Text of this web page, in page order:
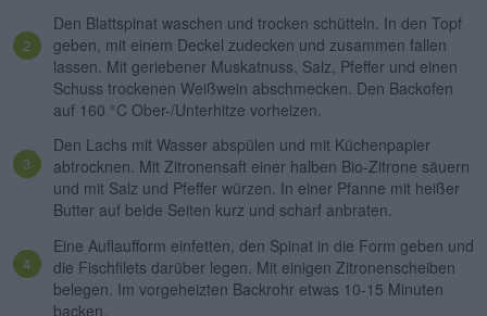
Den Blattspinat waschen und trocken schütteln. In den Topf
geben, mit einem Deckel zudecken und zusammen fallen
lassen. Mit geriebener Muskatnuss, Salz, Pfeffer und einen
Schuss trockenen Weißwein abschmecken. Den Backofen
auf 160 °C Ober-/Unterhitze vorheizen.
Den Lachs mit Wasser abspülen und mit Küchenpapier
abtrocknen. Mit Zitronensaft einer halben Bio-Zitrone säuern
und mit Salz und Pfeffer würzen. In einer Pfanne mit heißer
Butter auf beide Seiten kurz und scharf anbraten.
Eine Auflaufform einfetten, den Spinat in die Form geben und
die Fischfilets darüber legen. Mit einigen Zitronenscheiben
belegen. Im vorgeheizten Backrohr etwas 10-15 Minuten
backen.